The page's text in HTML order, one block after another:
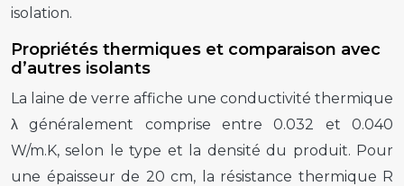
isolation.
Propriétés thermiques et comparaison avec
d’autres isolants
La laine de verre affiche une conductivité thermique
λ généralement comprise entre 0.032 et 0.040
W/m.K, selon le type et la densité du produit. Pour
une épaisseur de 20 cm, la résistance thermique R